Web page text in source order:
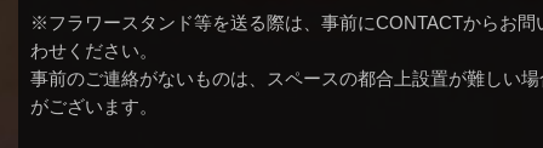
※フラワースタンド等を送る際は、事前にCONTACTからお問
わせください。
事前のご連絡がないものは、スペースの都合上設置が難しい場
がございます。